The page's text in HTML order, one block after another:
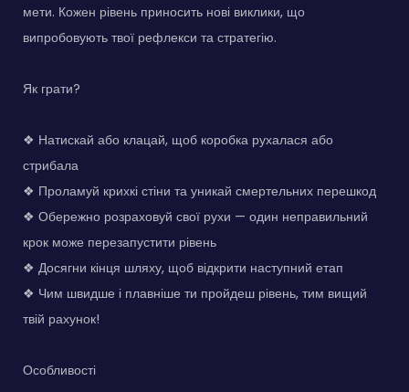
мети. Кожен рівень приносить нові виклики, що
випробовують твої рефлекси та стратегію.
Як грати?
❖ Натискай або клацай, щоб коробка рухалася або
стрибала
❖ Проламуй крихкі стіни та уникай смертельних перешкод
❖ Обережно розраховуй свої рухи — один неправильний
крок може перезапустити рівень
❖ Досягни кінця шляху, щоб відкрити наступний етап
❖ Чим швидше і плавніше ти пройдеш рівень, тим вищий
твій рахунок!
Особливості